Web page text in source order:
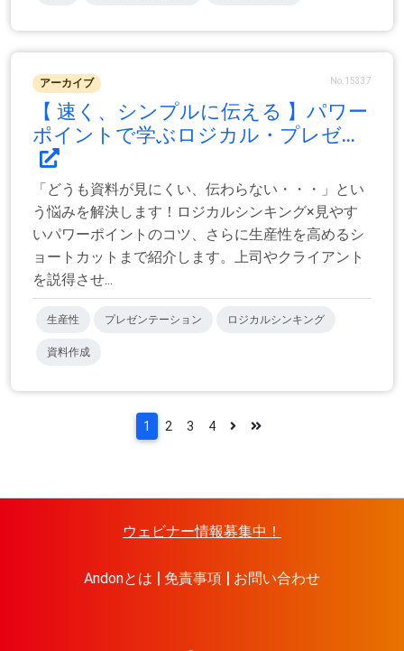
アーカイブ No.15337
【 速く、シンプルに伝える 】パワー
ポイントで学ぶロジカル・プレゼ...
「どうも資料が見にくい、伝わらない・・・」とい
う悩みを解決します！ロジカルシンキング×見やす
いパワーポイントのコツ、さらに生産性を高めるシ
ョートカットまで紹介します。上司やクライアント
を説得させ...
生産性 プレゼンテーション ロジカルシンキング
資料作成
1 2 3 4
ウェビナー情報募集中！
Andonとは 免責事項 お問い合わせ